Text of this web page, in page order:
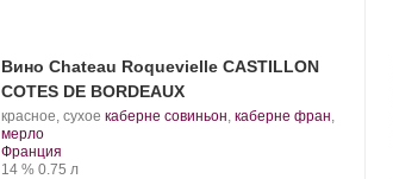
Вино Chateau Roquevielle CASTILLON
COTES DE BORDEAUX
красное, сухое .каберне совиньон, каберне фран,
мерло.
Регион:
Франция
Крепость
14 %. Объем
0.75 л